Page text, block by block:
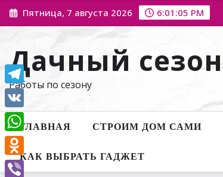
Перейти
к
Пятница, 7 августа 2026 6:01:06 PM
Дачный сезон
Работы по сезону
ГЛАВНАЯ СТРОИМ ДОМ САМИ
КАК ВЫБРАТЬ ГАДЖЕТ
Telegram
VK
WhatsApp
Odnoklassniki